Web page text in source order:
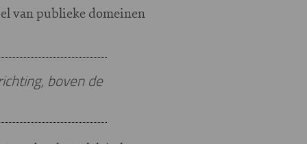
van publieke domeinen
boven de